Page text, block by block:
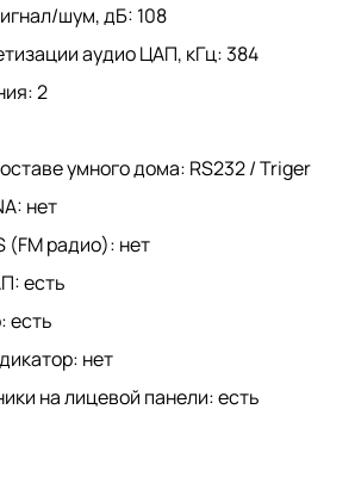
шум, дБ: 108
аудио ЦАП, кГц: 384
2
умного дома: RS232 / Triger
нет
(FM радио): нет
есть
есть
нет
на лицевой панели: есть